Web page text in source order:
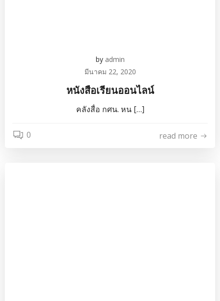
by admin
มีนาคม 22, 2020
หนังสือเรียนออนไลน์
คลังสื่อ กศน. หน […]
0 read more